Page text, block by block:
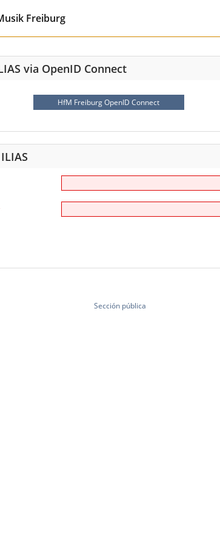
Freiburg
via OpenID Connect
HfM Freiburg OpenID Connect
Sección pública